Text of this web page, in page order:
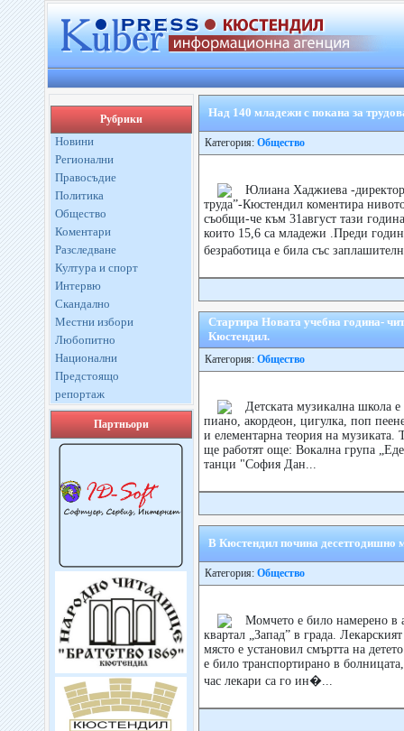
Рубрики
Новини
Регионални
Правосъдие
Политика
Общество
Коментари
Разследване
Култура и спорт
Интервю
Скандално
Местни избори
Любопитно
Национални
Предстоящо
репортаж
Партньори
Над 140 младежи с покана за
Категория: Общество
Юлиана Хаджиева -
труда”-Кюстендил коментира
съобщи-че към 31август тази
които 15,6 са младежи .Преди
безработица е била със
Стартира Новата учебна година-
Кюстендил.
Категория: Общество
Детската музикална школа е
пиано, акордеон, цигулка, поп
и елементарна теория на музиката.
ще работят още: Вокална група
танци "София Дан...
В Кюстендил почина десетгодишно
Категория: Общество
Момчето е било намерено в
квартал „Запад” в града.
място е установил смъртта на
е било транспортирано в
час лекари са го ин�...